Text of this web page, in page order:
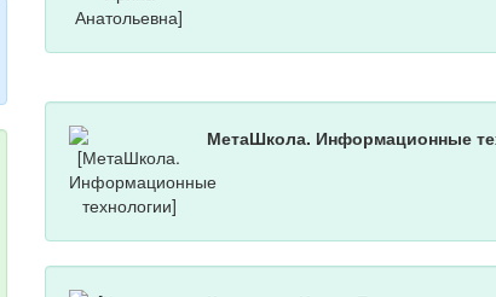
МетаШкола. Информационные